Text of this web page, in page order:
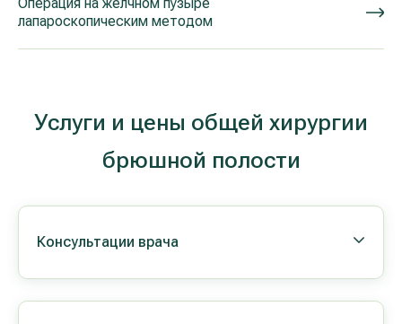
лапароскопическим методом
Услуги и цены общей хирургии
брюшной полости
Консультации врача